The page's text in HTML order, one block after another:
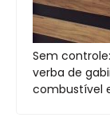
Sem
verba de
combustível